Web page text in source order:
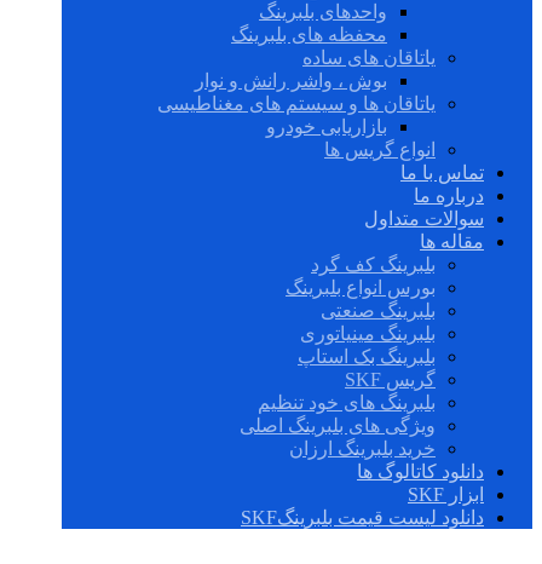
واحدهای بلبرینگ
محفظه های بلبرینگ
یاتاقان های ساده
بوش ، واشر رانش و نوار
یاتاقان ها و سیستم های مغناطیسی
بازاریابی خودرو
انواع گریس ها
تماس با ما
درباره ما
سوالات متداول
مقاله ها
بلبرینگ کف گرد
بورس انواع بلبرینگ
بلبرینگ صنعتی
بلبرینگ مینیاتوری
بلبرینگ بک استاپ
گریس SKF
بلبرینگ های خود تنظیم
ویژگی های بلبرینگ اصلی
خرید بلبرینگ ارزان
دانلود کاتالوگ ها
ابزار SKF
دانلود لیست قیمت بلبرینگSKF